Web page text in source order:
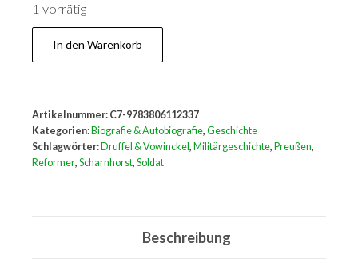
1 vorrätig
Scharnhorst:
Soldat
-
Staatsmann.
Ein
In den Warenkorb
Artikelnummer: C7-9783806112337
Kategorien: Biografie & Autobiografie, Geschichte
Schlagwörter: Druffel & Vowinckel , Militärgeschichte, Preußen,
Reformer, Scharnhorst, Soldat
Beschreibung